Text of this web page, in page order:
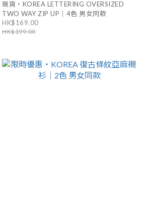
現貨・KOREA LETTERING OVERSIZED
TWO WAY ZIP UP｜4色 男女同款
HK$169.00
HK$199.00